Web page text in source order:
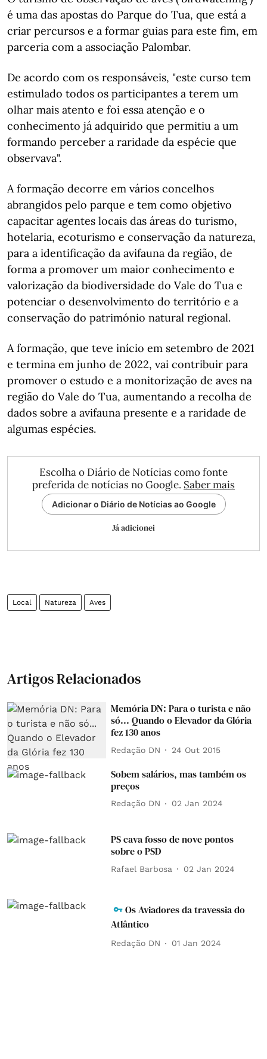
é uma das apostas do Parque do Tua, que está a
criar percursos e a formar guias para este fim, em
parceria com a associação Palombar.
De acordo com os responsáveis, "este curso tem
estimulado todos os participantes a terem um
olhar mais atento e foi essa atenção e o
conhecimento já adquirido que permitiu a um
formando perceber a raridade da espécie que
observava".
A formação decorre em vários concelhos
abrangidos pelo parque e tem como objetivo
capacitar agentes locais das áreas do turismo,
hotelaria, ecoturismo e conservação da natureza,
para a identificação da avifauna da região, de
forma a promover um maior conhecimento e
valorização da biodiversidade do Vale do Tua e
potenciar o desenvolvimento do território e a
conservação do património natural regional.
A formação, que teve início em setembro de 2021
e termina em junho de 2022, vai contribuir para
promover o estudo e a monitorização de aves na
região do Vale do Tua, aumentando a recolha de
dados sobre a avifauna presente e a raridade de
algumas espécies.
Escolha o Diário de Notícias como fonte
preferida de notícias no Google. Saber mais
Adicionar o Diário de Notícias ao Google
Já adicionei
Local Natureza Aves
Artigos Relacionados
Memória DN: Para o turista e não
só... Quando o Elevador da Glória
fez 130 anos
Redação DN 24 Out 2015
Sobem salários, mas também os
preços
Redação DN 02 Jan 2024
PS cava fosso de nove pontos
sobre o PSD
Rafael Barbosa 02 Jan 2024
Os Aviadores da travessia do
Atlântico
Redação DN 01 Jan 2024